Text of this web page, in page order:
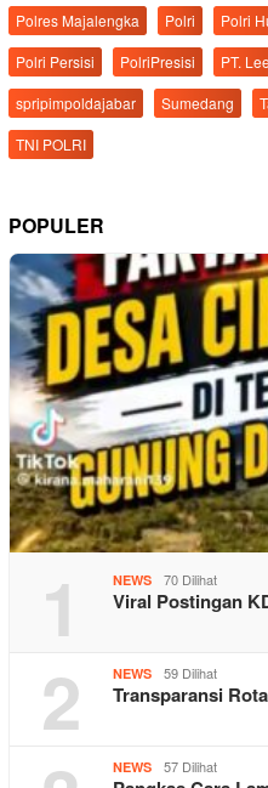
Polres Majalengka
Polri Polri
Polri Persisi
PolriPresisi PT.
spripimpoldajabar
Sumedang
TNI POLRI
POPULER
1 NEWS 70 Dilihat
Viral Postingan
2 NEWS 59 Dilihat
Transparansi
NEWS 57 Dilihat